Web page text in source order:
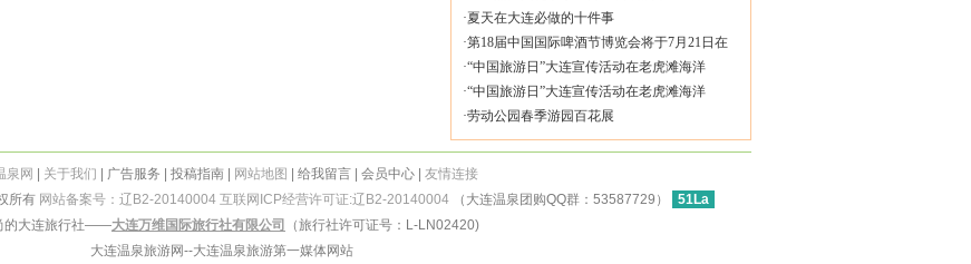
·夏天在大连必做的十件事
·第18届中国国际啤酒节博览会将于7月21日在
·“中国旅游日”大连宣传活动在老虎滩海洋
·“中国旅游日”大连宣传活动在老虎滩海洋
·劳动公园春季游园百花展
泉网 关于我们 | 广告服务 | 投稿指南 | 网站地图 | 给我留言 | 会员中心 | 友情连接
所有 网站备案号：辽B2-20140004 互联网ICP经营许可证:辽B2-20140004（大连温泉团购QQ群：53587729）
51La
的大连旅行社——大连万维国际旅行社有限公司
（旅行社许可证号：L-LN02420)
大连温泉旅游网--大连温泉旅游第一媒体网站